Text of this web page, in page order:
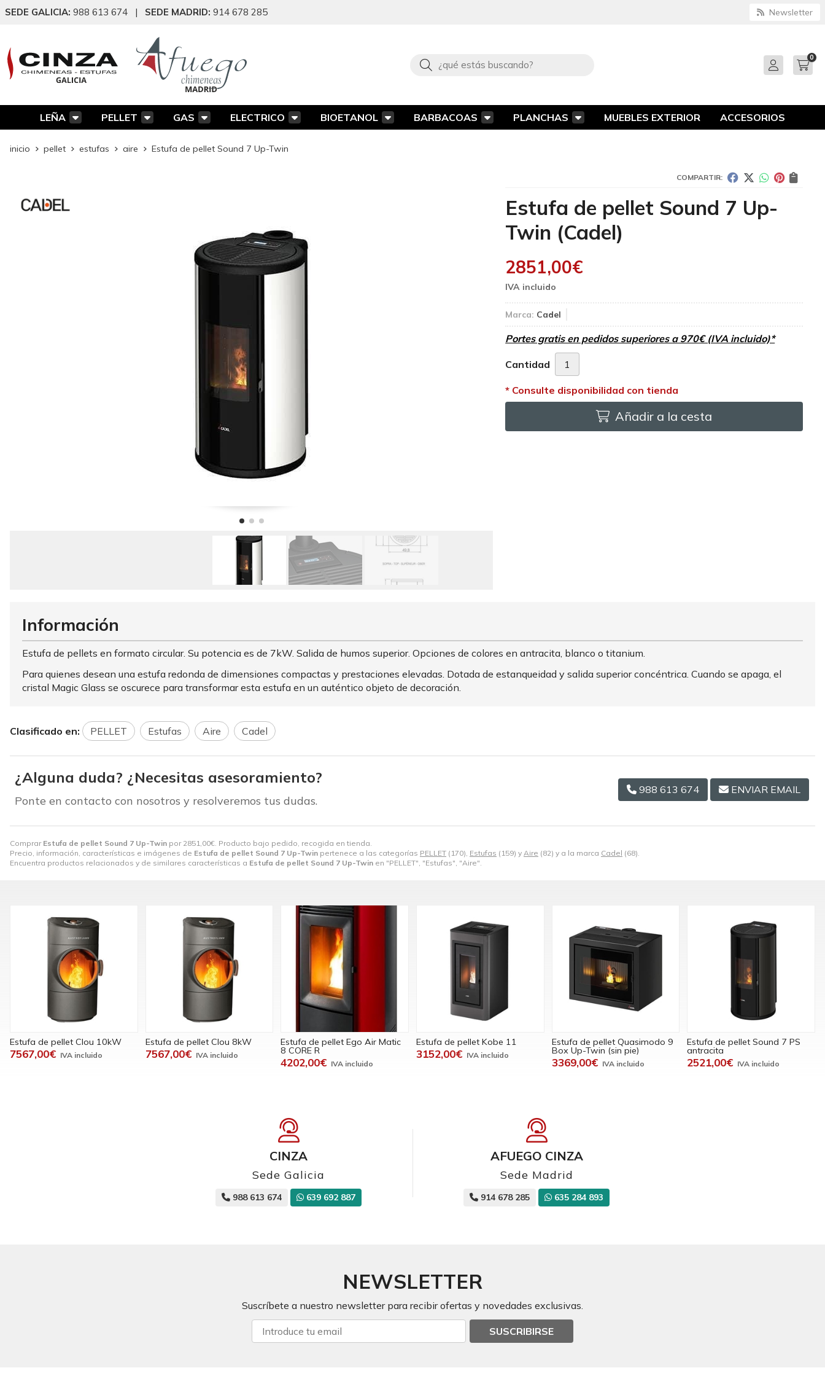
SEDE GALICIA: 988 613 674 | SEDE MADRID: 914 678 285 Newsletter
Buscar 0
LEÑA PELLET GAS ELECTRICO BIOETANOL BARBACOAS PLANCHAS MUEBLES EXTERIOR ACCESORIOS
inicio pellet estufas aire Estufa de pellet Sound 7 Up-Twin
COMPARTIR:
Estufa de pellet Sound 7 Up-
Twin (Cadel)
2851,00€
Marca: Cadel
Portes gratis en pedidos superiores a 970€ (IVA incluido)*
Cantidad
Añadir a la cesta
Comprar Estufa de pellet Sound 7 Up-Twin por 2851,00€ . Producto bajo pedido, recogida en tienda.
Precio, información, características e imágenes de Estufa de pellet Sound 7 Up-Twin pertenece a las categorías PELLET (170), Estufas (159) y Aire (82) y a la marca Cadel (68).
Encuentra productos relacionados y de similares características a Estufa de pellet Sound 7 Up-Twin en "PELLET", "Estufas", "Aire".
Información
Estufa de pellets en formato circular. Su potencia es de 7kW. Salida de humos superior. Opciones de colores en antracita, blanco o titanium.
Para quienes desean una estufa redonda de dimensiones compactas y prestaciones elevadas. Dotada de estanqueidad y salida superior concéntrica. Cuando se apaga, el
cristal Magic Glass se oscurece para transformar esta estufa en un auténtico objeto de decoración.
Clasificado en: PELLET Estufas Aire Cadel
¿Alguna duda? ¿Necesitas asesoramiento?
Ponte en contacto con nosotros y resolveremos tus dudas.
988 613 674 ENVIAR EMAIL
Estufa de pellet Clou 10kW
7567,00€
Estufa de pellet Clou 8kW
7567,00€
Estufa de pellet Ego Air Matic
8 CORE R
4202,00€
Estufa de pellet Kobe 11
3152,00€
Estufa de pellet Quasimodo 9
Box Up-Twin (sin pie)
3369,00€
Estufa de pellet Sound 7 PS
antracita
2521,00€
CINZA
Sede Galicia
988 613 674 639 692 887
AFUEGO CINZA
Sede Madrid
914 678 285 635 284 893
NEWSLETTER
Suscríbete a nuestro newsletter para recibir ofertas y novedades exclusivas.
SUSCRIBIRSE